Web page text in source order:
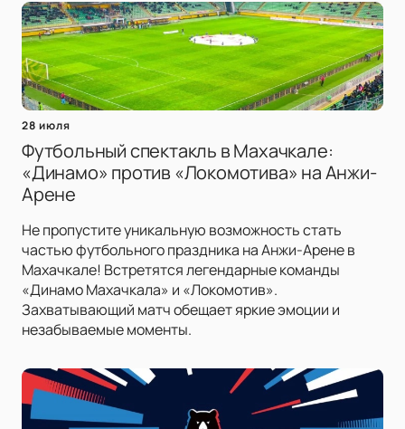
28 июля
Футбольный спектакль в Махачкале:
«Динамо» против «Локомотива» на Анжи-
Арене
Не пропустите уникальную возможность стать
частью футбольного праздника на Анжи-Арене в
Махачкале! Встретятся легендарные команды
«Динамо Махачкала» и «Локомотив».
Захватывающий матч обещает яркие эмоции и
незабываемые моменты.